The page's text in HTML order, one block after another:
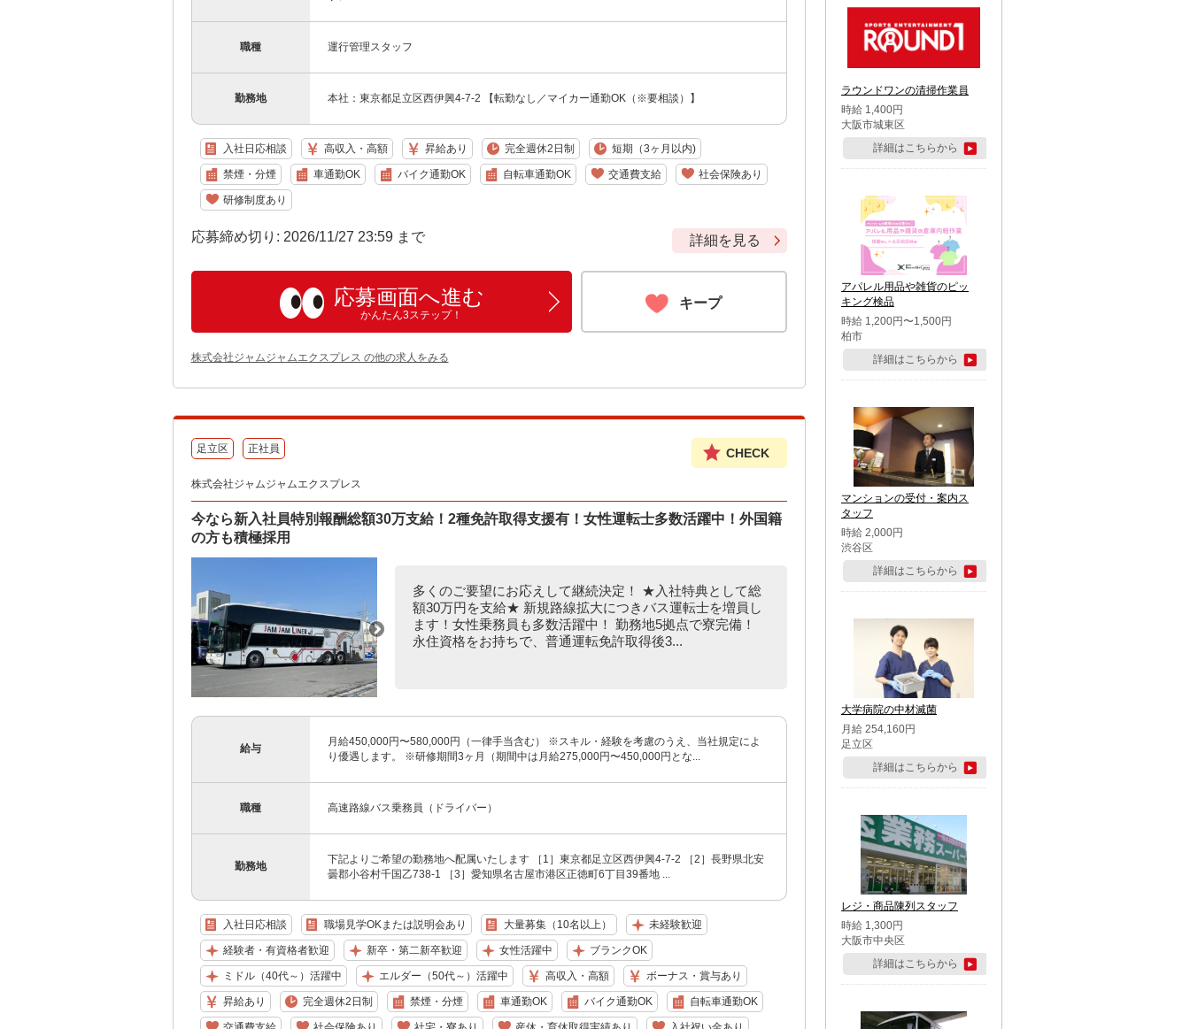
職種 運行管理スタッフ
勤務地 本社：東京都足立区西伊興4-7-2 【転勤なし／マイカー通勤OK（※要相談）】
入社日応相談 高収入・高額 昇給あり 完全週休2日制 短期（3ヶ月以内)
禁煙・分煙 車通勤OK バイク通勤OK 自転車通勤OK 交通費支給 社会保険あり
研修制度あり
応募締め切り: 2026/11/27 23:59 まで 詳細を見る
応募画面へ進む
かんたん3ステップ！
キープ
株式会社ジャムジャムエクスプレス の他の求人をみる
足立区 正社員 CHECK
株式会社ジャムジャムエクスプレス
今なら新入社員特別報酬総額30万支給！2種免許取得支援有！女性運転士多数活躍中！外国籍
の方も積極採用
多くのご要望にお応えして継続決定！ ★入社特典として総
額30万円を支給★ 新規路線拡大につきバス運転士を増員し
ます！女性乗務員も多数活躍中！ 勤務地5拠点で寮完備！
永住資格をお持ちで、普通運転免許取得後3...
給与
月給450,000円〜580,000円（一律手当含む） ※スキル・経験を考慮のうえ、当社規定によ
り優遇します。 ※研修期間3ヶ月（期間中は月給275,000円〜450,000円とな...
職種 高速路線バス乗務員（ドライバー）
勤務地
下記よりご希望の勤務地へ配属いたします ［1］東京都足立区西伊興4-7-2 ［2］長野県北安
曇郡小谷村千国乙738-1 ［3］愛知県名古屋市港区正徳町6丁目39番地 ...
入社日応相談 職場見学OKまたは説明会あり 大量募集（10名以上） 未経験歓迎
経験者・有資格者歓迎 新卒・第二新卒歓迎 女性活躍中 ブランクOK
ミドル（40代～）活躍中 エルダー（50代～）活躍中 高収入・高額 ボーナス・賞与あり
昇給あり 完全週休2日制 禁煙・分煙 車通勤OK バイク通勤OK 自転車通勤OK
ラウンドワンの清掃作業員
時給 1,400円
大阪市城東区
詳細はこちらから
アパレル用品や雑貨のピッ
キング検品
時給 1,200円〜1,500円
柏市
詳細はこちらから
マンションの受付・案内ス
タッフ
時給 2,000円
渋谷区
詳細はこちらから
大学病院の中材滅菌
月給 254,160円
足立区
詳細はこちらから
レジ・商品陳列スタッフ
時給 1,300円
大阪市中央区
詳細はこちらから